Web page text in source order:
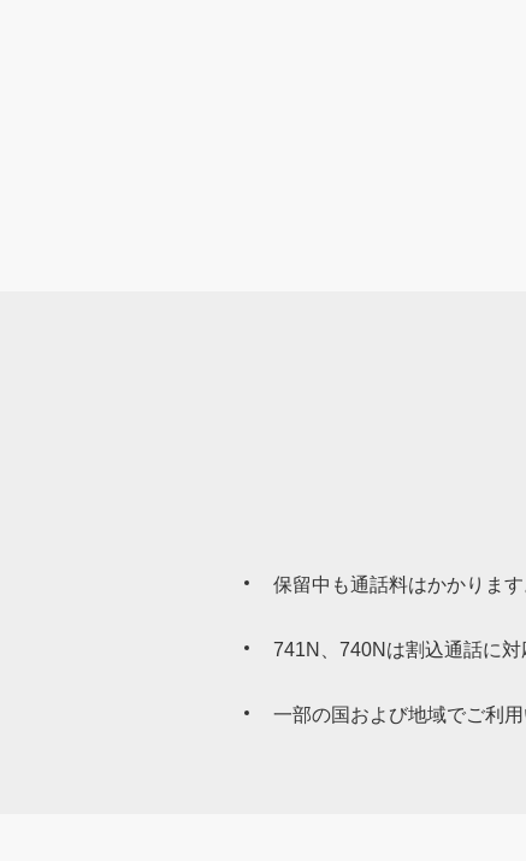
電話に伝言メッセージが残っ
保留中も通話料はかかりま
741N、740Nは割込通話に対
一部の国および地域でご利